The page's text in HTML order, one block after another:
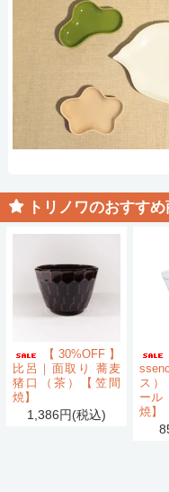
トリノワのおすす
【30%OFF】
比呂｜面取り 蕎麦
猪口（茶）【笠間
焼】
1,386円(税込)
ス）
ール
焼】